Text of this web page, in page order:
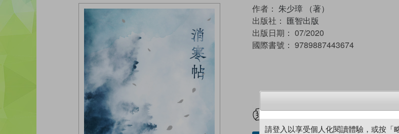
作者： 朱少璋 （著）
出版社： 匯智出版
出版日期： 07/2020
國際書號： 9789887443674
請登入以享受個人化閱讀體驗，或按「